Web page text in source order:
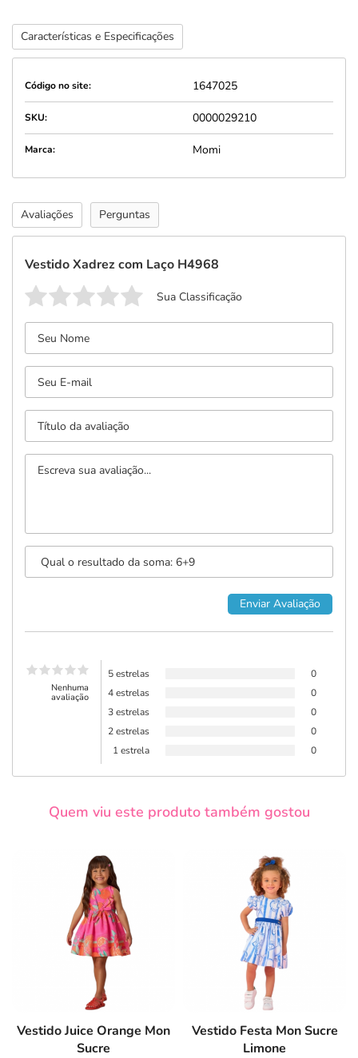
Características e Especificações
Código no site: 1647025
SKU: 0000029210
Marca: Momi
Avaliações Perguntas
Vestido Xadrez com Laço H4968
Sua Classificação
Nenhuma
avaliação
5 estrelas
0
4 estrelas
0
3 estrelas
0
2 estrelas
0
1 estrela
0
Quem viu este produto também gostou
Vestido Juice Orange Mon
Sucre
Vestido Festa Mon Sucre
Limone